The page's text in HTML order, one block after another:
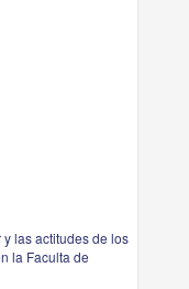
las actitudes de los
la Faculta de